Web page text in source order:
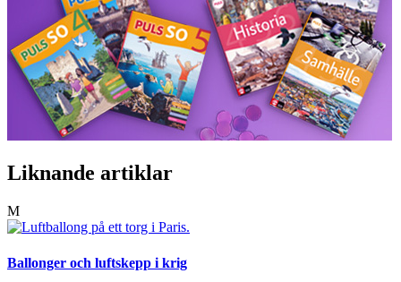
Liknande artiklar
M
Ballonger och luftskepp i krig